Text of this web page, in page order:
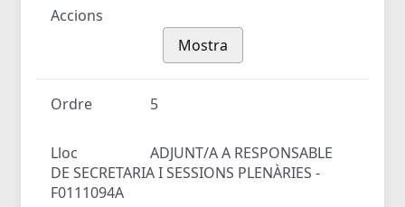
Accions
Mostra
Ordre 5
Lloc
ADJUNT/A A RESPONSABLE
DE SECRETARIA I SESSIONS PLENÀRIES -
F0111094A